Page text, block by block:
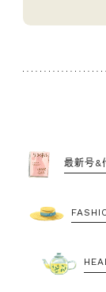
最新号&